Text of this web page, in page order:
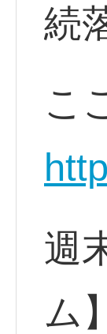
続
こ
週
ム